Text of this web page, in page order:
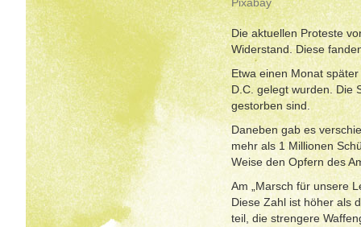
Die aktuellen Proteste
Widerstand. Diese
Etwa einen Monat
D.C. gelegt wurden. Die
gestorben sind.
Daneben gab es
mehr als 1 Millionen
Weise den Opfern des
Am „Marsch für unsere
Diese Zahl ist höher als
teil, die strengere